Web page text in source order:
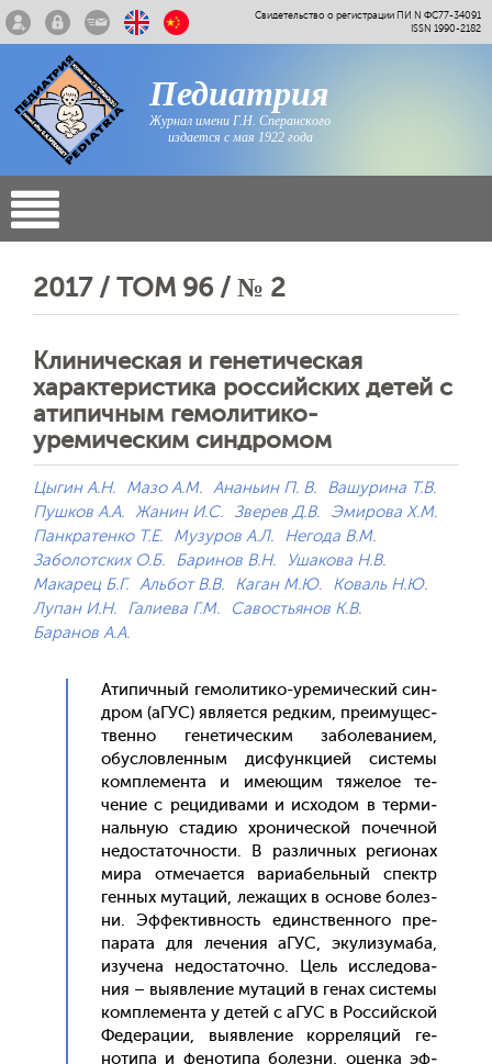
Свидетельство о регистрации ПИ N ФС77-34091
ISSN 1990-2182
Педиатрия
Журнал имени Г.Н. Сперанского
издается с мая 1922 года
2017 / ТОМ 96 / № 2
Клиническая и генетическая
характеристика российских детей с
атипичным гемолитико-
уремическим синдромом
Цыгин А.Н. Мазо А.М. Ананьин П. В.
Вашурина Т.В.
Пушков А.А. Жанин И.С. Зверев Д.В.
Эмирова Х.М.
Панкратенко Т.Е.
Музуров А.Л.
Негода В.М.
Заболотских О.Б.
Баринов В.Н.
Ушакова Н.В.
Макарец Б.Г. Альбот В.В. Каган М.Ю.
Коваль Н.Ю.
Лупан И.Н.
Галиева Г.М.
Савостьянов К.В.
Баранов А.А.
Ати­пич­ный ге­моли­тико-уре­мичес­кий син­
дром (аГУС) яв­ля­ет­ся ред­ким, пре­иму­щес­
твен­но ге­нети­чес­ким за­боле­вани­ем,
обус­ловлен­ным дис­фун­кци­ей сис­те­мы
ком­пле­мен­та и име­ющим тя­желое те­
чение с ре­циди­вами и ис­хо­дом в тер­ми­
наль­ную ста­дию хро­ничес­кой по­чеч­ной
не­дос­та­точ­ности. В раз­личных ре­ги­онах
ми­ра от­ме­ча­ет­ся ва­ри­абель­ный спектр
ген­ных му­таций, ле­жащих в ос­но­ве бо­лез­
ни. Эф­фектив­ность единс­твен­но­го пре­
пара­та для ле­чения аГУС, эку­лизу­маба,
изу­чена не­дос­та­точ­но. Цель ис­сле­дова­
ния – вы­яв­ле­ние му­таций в ге­нах сис­те­мы
ком­пле­мен­та у де­тей с аГУС в Рос­сий­ской
Фе­дера­ции, вы­яв­ле­ние кор­ре­ляций ге­
ноти­па и фе­ноти­па бо­лез­ни, оцен­ка эф­